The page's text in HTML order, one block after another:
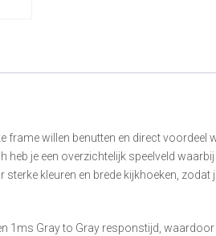
willen benutten en direct voordeel
je een overzichtelijk speelveld
kleuren en brede kijkhoeken,
1ms Gray to Gray responstijd,